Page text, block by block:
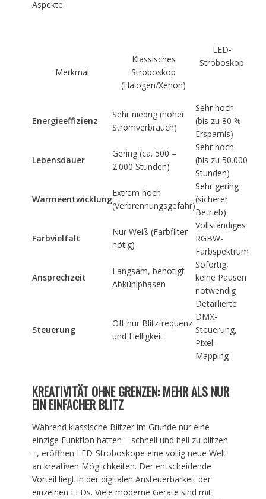
Aspekte:
Merkmal
Klassisches
Stroboskop
(Halogen/Xenon)
LED-
Stroboskop
Energieeffizienz
Sehr niedrig (hoher
Stromverbrauch)
Sehr hoch
(bis zu 80 %
Ersparnis)
Lebensdauer
Gering (ca. 500 –
2.000 Stunden)
Sehr hoch
(bis zu 50.000
Stunden)
Wärmeentwicklung
Extrem hoch
(Verbrennungsgefahr)
Sehr gering
(sicherer
Betrieb)
Farbvielfalt
Nur Weiß (Farbfilter
nötig)
Vollständiges
RGBW-
Farbspektrum
Ansprechzeit
Langsam, benötigt
Abkühlphasen
Sofortig,
keine Pausen
notwendig
Steuerung
Oft nur Blitzfrequenz
und Helligkeit
Detaillierte
DMX-
Steuerung,
Pixel-
Mapping
KREATIVITÄT OHNE GRENZEN: MEHR ALS NUR
EIN EINFACHER BLITZ
Während klassische Blitzer im Grunde nur eine
einzige Funktion hatten – schnell und hell zu blitzen
–, eröffnen LED-Stroboskope eine völlig neue Welt
an kreativen Möglichkeiten. Der entscheidende
Vorteil liegt in der digitalen Ansteuerbarkeit der
einzelnen LEDs. Viele moderne Geräte sind mit